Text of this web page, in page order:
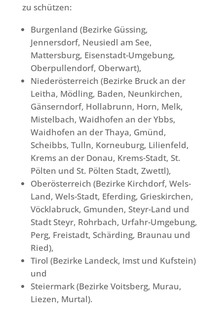
zu schützen:
Burgenland (Bezirke Güssing,
Jennersdorf, Neusiedl am See,
Mattersburg, Eisenstadt-Umgebung,
Oberpullendorf, Oberwart),
Niederösterreich (Bezirke Bruck an der
Leitha, Mödling, Baden, Neunkirchen,
Gänserndorf, Hollabrunn, Horn, Melk,
Mistelbach, Waidhofen an der Ybbs,
Waidhofen an der Thaya, Gmünd,
Scheibbs, Tulln, Korneuburg, Lilienfeld,
Krems an der Donau, Krems-Stadt, St.
Pölten und St. Pölten Stadt, Zwettl),
Oberösterreich (Bezirke Kirchdorf, Wels-
Land, Wels-Stadt, Eferding, Grieskirchen,
Vöcklabruck, Gmunden, Steyr-Land und
Stadt Steyr, Rohrbach, Urfahr-Umgebung,
Perg, Freistadt, Schärding, Braunau und
Ried),
Tirol (Bezirke Landeck, Imst und Kufstein)
und
Steiermark (Bezirke Voitsberg, Murau,
Liezen, Murtal).